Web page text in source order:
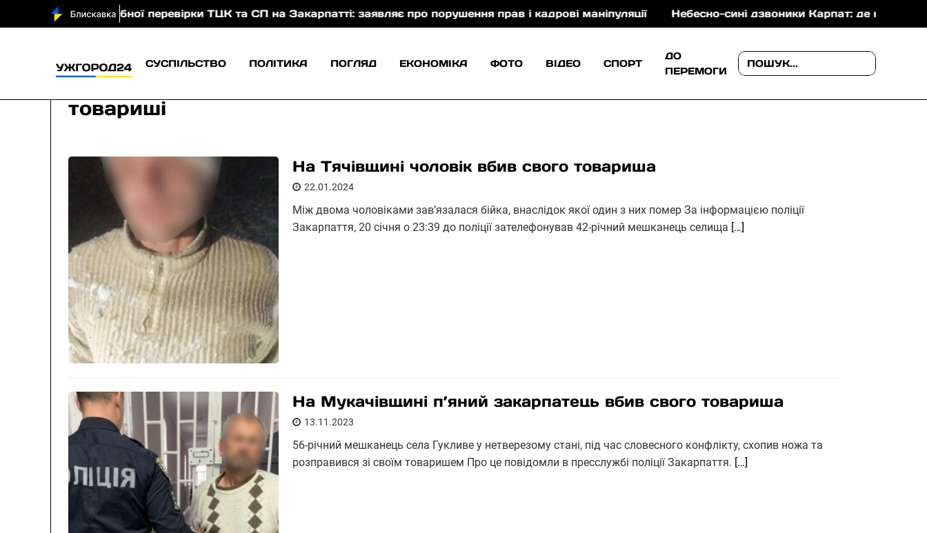
масштабної перевірки ТЦК та СП на Закарпатті: заявляє про порушення прав і кадрові маніпуляції Небесно-сині дзвоники Карпат: де на Закарпатті
СУСПІЛЬСТВО ПОЛІТИКА ПОГЛЯД ЕКОНОМІКА ФОТО ВІДЕО СПОРТ
ДО
ПЕРЕМОГИ
товариші
На Тячівщині чоловік вбив свого товариша
22.01.2024
Між двома чоловіками зав’язалася бійка, внаслідок якої один з них помер За інформацією поліції
Закарпаття, 20 січня о 23:39 до поліції зателефонував 42-річний мешканець селища […]
На Мукачівщині п’яний закарпатець вбив свого товариша
13.11.2023
56-річний мешканець села Гукливе у нетверезому стані, під час словесного конфлікту, схопив ножа та
розправився зі своїм товаришем Про це повідомли в пресслужбі поліції Закарпаття. […]